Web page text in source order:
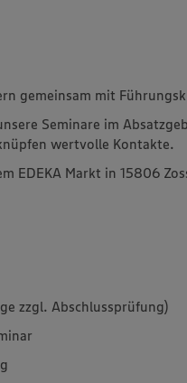
gemeinsam mit
Seminare im
wertvolle Kontakte.
EDEKA Markt in 15806
zzgl. Abschlussprüfung)